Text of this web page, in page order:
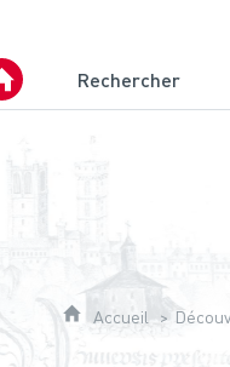
Archives
Rechercher
Accueil